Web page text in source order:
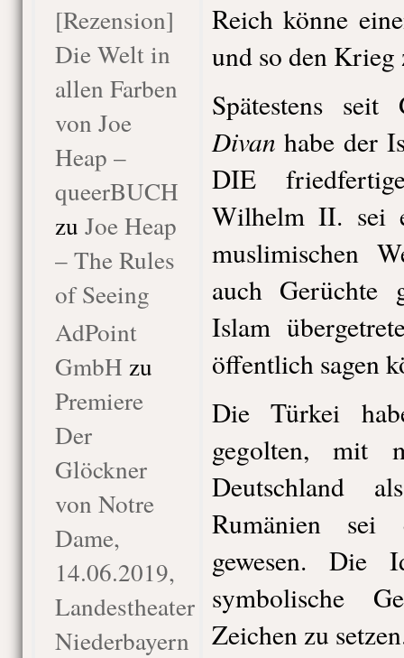
[Rezension]
Die Welt in
allen Farben
von Joe
Heap –
queerBUCH
zu Joe Heap
– The Rules
of Seeing
AdPoint
GmbH zu
Premiere
Der
Glöckner
von Notre
Dame,
14.06.2019,
Landestheater
Niederbayern
Reich könne
und so den Krieg
Spätestens
Divan habe der
DIE
Wilhelm II. sei
muslimischen
auch Gerüchte
Islam
öffentlich sagen
Die Türkei
gegolten, mit
Deutschland
Rumänien sei
gewesen. Die
symbolische
Zeichen zu